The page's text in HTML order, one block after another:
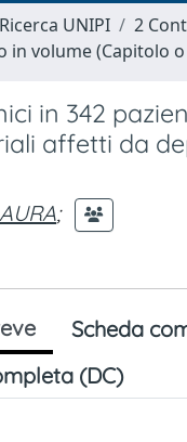
UNIPI
2
in volume (Capitolo
in 342
affetti da
;
Scheda
(DC)